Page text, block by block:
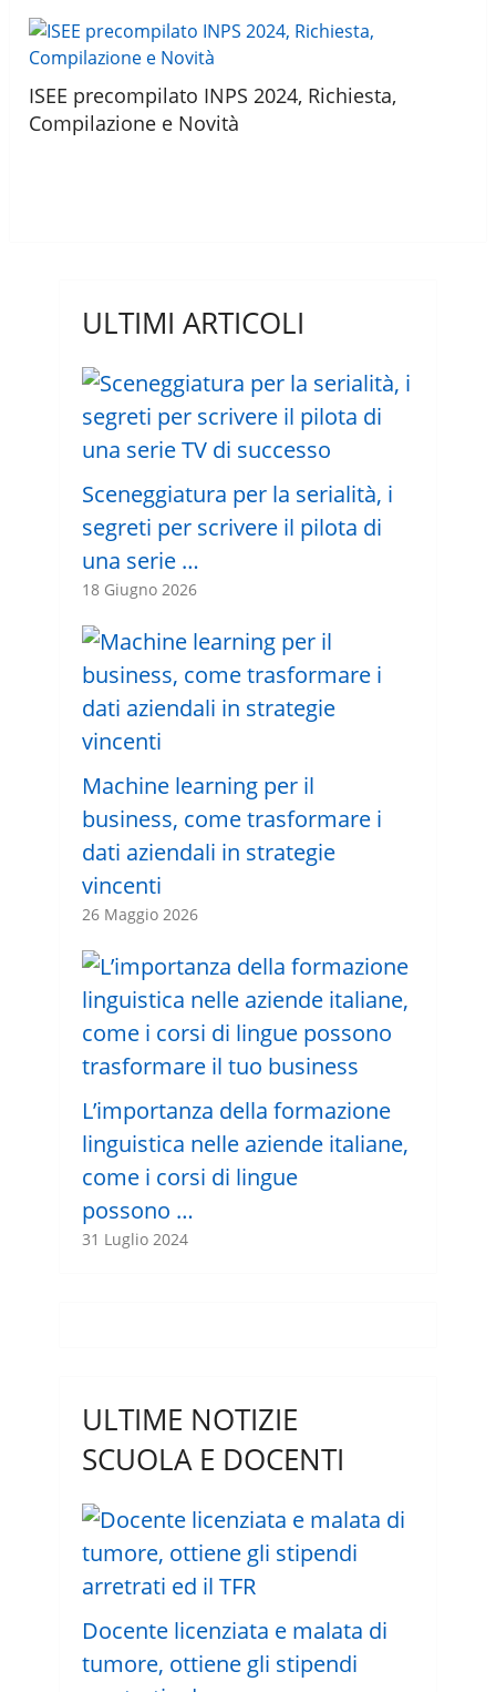
ISEE precompilato INPS 2024, Richiesta,
Compilazione e Novità
ULTIMI ARTICOLI
Sceneggiatura per la serialità, i
segreti per scrivere il pilota di
una serie …
18 Giugno 2026
Machine learning per il
business, come trasformare i
dati aziendali in strategie
vincenti
26 Maggio 2026
L’importanza della formazione
linguistica nelle aziende italiane,
come i corsi di lingue
possono …
31 Luglio 2024
ULTIME NOTIZIE
SCUOLA E DOCENTI
Docente licenziata e malata di
tumore, ottiene gli stipendi